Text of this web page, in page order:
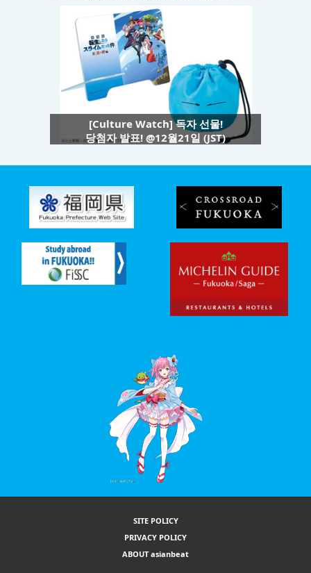
[Culture Watch] 독자 선물!
당첨자 발표! @12월21일 (JST)
SITE POLICY
PRIVACY POLICY
ABOUT asianbeat